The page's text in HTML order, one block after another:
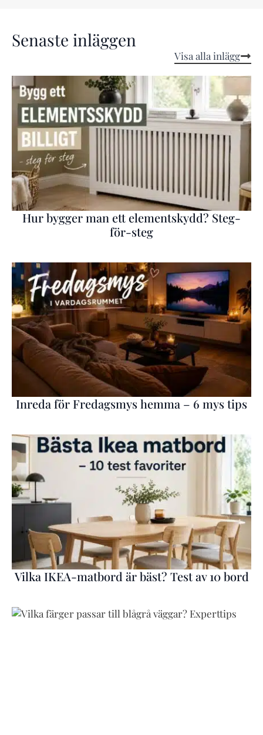
Senaste inläggen
Visa alla inlägg
Hur bygger man ett elementskydd? Steg-
för-steg
Inreda för Fredagsmys hemma – 6 mys tips
Vilka IKEA-matbord är bäst? Test av 10 bord